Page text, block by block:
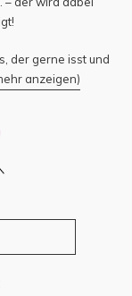
der gerne isst und
anzeigen)